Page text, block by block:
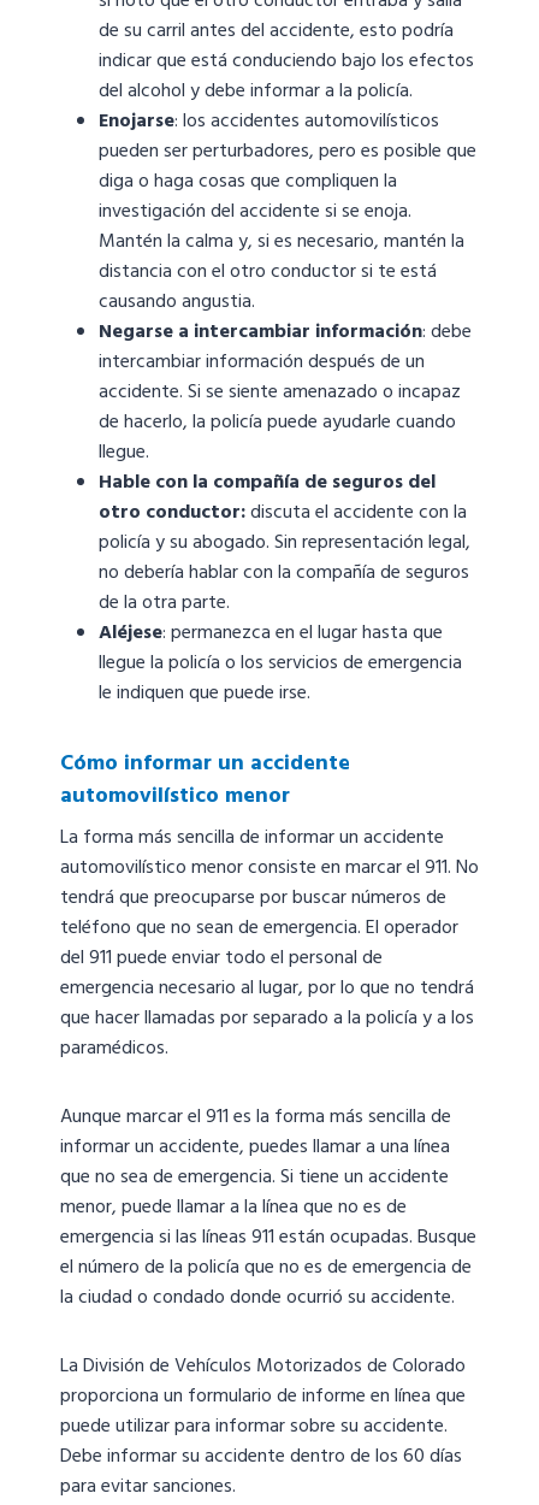
de su carril antes del accidente, esto podría
indicar que está conduciendo bajo los efectos
del alcohol y debe informar a la policía.
Enojarse: los accidentes automovilísticos
pueden ser perturbadores, pero es posible que
diga o haga cosas que compliquen la
investigación del accidente si se enoja.
Mantén la calma y, si es necesario, mantén la
distancia con el otro conductor si te está
causando angustia.
Negarse a intercambiar información: debe
intercambiar información después de un
accidente. Si se siente amenazado o incapaz
de hacerlo, la policía puede ayudarle cuando
llegue.
Hable con la compañía de seguros del
otro conductor:discuta el accidente con la
policía y su abogado. Sin representación legal,
no debería hablar con la compañía de seguros
de la otra parte.
Aléjese: permanezca en el lugar hasta que
llegue la policía o los servicios de emergencia
le indiquen que puede irse.
Cómo informar un accidente
automovilístico menor
La forma más sencilla de informar un accidente
automovilístico menor consiste en marcar el 911. No
tendrá que preocuparse por buscar números de
teléfono que no sean de emergencia. El operador
del 911 puede enviar todo el personal de
emergencia necesario al lugar, por lo que no tendrá
que hacer llamadas por separado a la policía y a los
paramédicos.
Aunque marcar el 911 es la forma más sencilla de
informar un accidente, puedes llamar a una línea
que no sea de emergencia. Si tiene un accidente
menor, puede llamar a la línea que no es de
emergencia si las líneas 911 están ocupadas. Busque
el número de la policía que no es de emergencia de
la ciudad o condado donde ocurrió su accidente.
La División de Vehículos Motorizados de Colorado
proporciona un formulario de informe en línea que
puede utilizar para informar sobre su accidente.
Debe informar su accidente dentro de los 60 días
para evitar sanciones.